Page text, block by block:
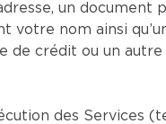
un document
nom ainsi
crédit ou un autre
des Services